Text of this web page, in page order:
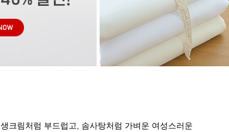
생크림처럼 부드럽고, 솜사탕처럼 가벼운 여성스러운